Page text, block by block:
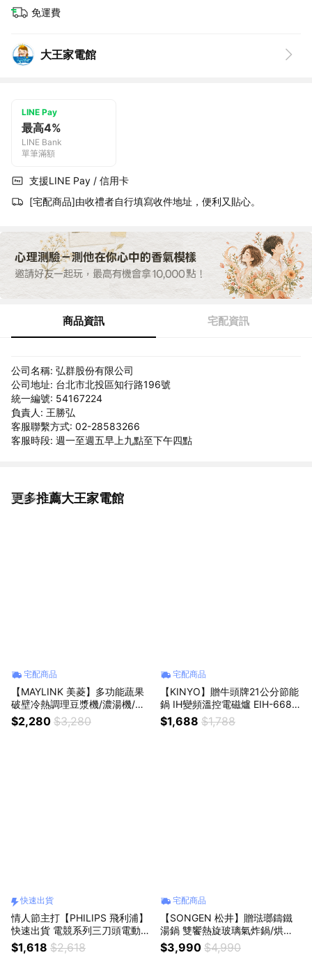
免運費
大王家電館
LINE Pay
最高4%
LINE Bank
單筆滿額
支援LINE Pay / 信用卡
[宅配商品]由收禮者自行填寫收件地址，便利又貼心。
商品資訊 宅配資訊
公司名稱: 弘群股份有限公司
公司地址: 台北市北投區知行路196號
統一編號: 54167224
負責人: 王勝弘
客服聯繫方式: 02-28583266
客服時段: 週一至週五早上九點至下午四點
更多推薦大王家電館
看更多
宅配商品
【MAYLINK 美菱】多功能蔬果
破壁冷熱調理豆漿機/濃湯機/輔
食機/蔬果機/快煮壼/米糊機 SG-
336JU
$2,280 $3,280
宅配商品
【KINYO】贈牛頭牌21公分節能
鍋 IH變頻溫控電磁爐 EIH-6680
IH爐 無鍋偵測 加熱爐 黑晶玻璃
安全鎖
$1,688 $1,788
快速出貨
情人節主打【PHILIPS 飛利浦】
快速出貨 電競系列三刀頭電動刮
鬍刀 電鬍刀 S1115
$1,618 $2,618
宅配商品
【SONGEN 松井】贈琺瑯鑄鐵
湯鍋 雙饗熱旋玻璃氣炸鍋/烘烤
爐/氣炸烤箱 SG-340AF
$3,990 $4,990